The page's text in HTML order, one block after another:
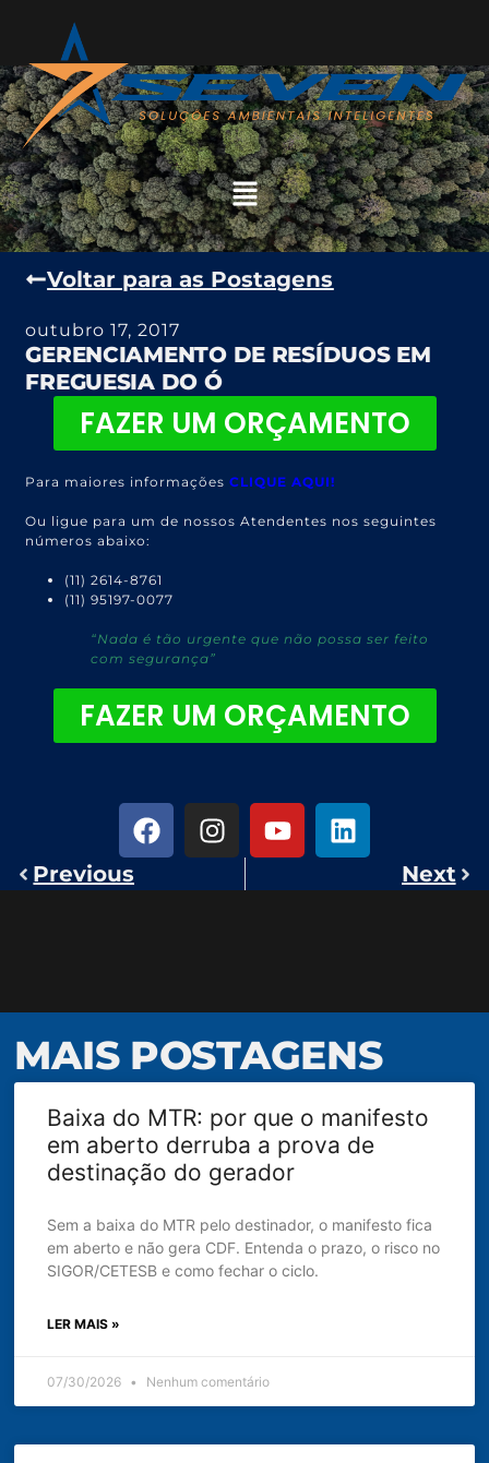
Voltar para as Postagens
outubro 17, 2017
GERENCIAMENTO DE RESÍDUOS EM
FREGUESIA DO Ó
FAZER UM ORÇAMENTO
Para maiores informaçõesCLIQUE AQUI!
Ou ligue para um de nossos Atendentes nos seguintes
números abaixo:
(11) 2614-8761
(11) 95197-0077
“Nada é tão urgente que não possa ser feito
com segurança”
FAZER UM ORÇAMENTO
Previous Next
MAIS POSTAGENS
Baixa do MTR: por que o manifesto
em aberto derruba a prova de
destinação do gerador
Sem a baixa do MTR pelo destinador, o manifesto fica
em aberto e não gera CDF. Entenda o prazo, o risco no
SIGOR/CETESB e como fechar o ciclo.
LER MAIS »
07/30/2026 Nenhum comentário